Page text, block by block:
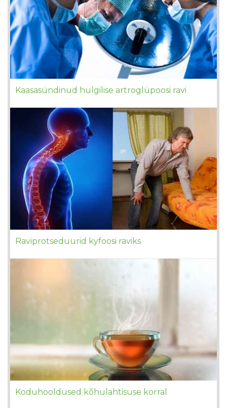
Kaasasündinud hulgilise artroglüpoosi ravi
Raviprotseduurid kyfoosi raviks
Koduhooldused kõhulahtisuse korral